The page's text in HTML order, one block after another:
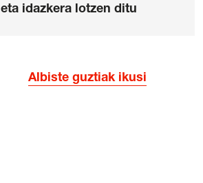
eta idazkera lotzen ditu
Albiste guztiak ikusi